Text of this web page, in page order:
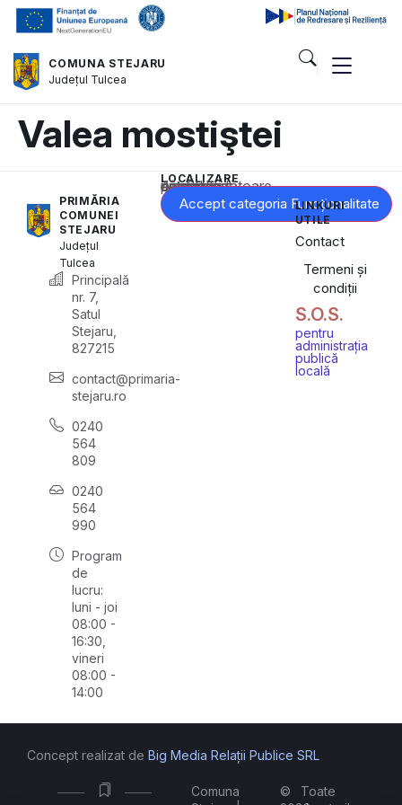
COMUNA STEJARU
Județul Tulcea
Valea mostiştei
PRIMĂRIA
COMUNEI
STEJARU
Județul
Tulcea
Principală
nr. 7,
Satul
Stejaru,
827215
contact@primaria-
stejaru.ro
0240
564
809
0240
564
990
Program
de
lucru:
luni - joi
08:00 -
16:30,
vineri
08:00 -
14:00
LOCALIZARE
Acest conținut este blocat până când acceptați categoria corespunzătoare de cookie-uri.
Accept categoria Funcționalitate
LINKURI
UTILE
Contact
Termeni și
condiții
S.O.S.
pentru
administrația
publică
locală
Comuna
©
Toate
Concept realizat de Big Media Relații Publice SRL